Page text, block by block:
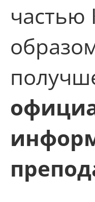
частью